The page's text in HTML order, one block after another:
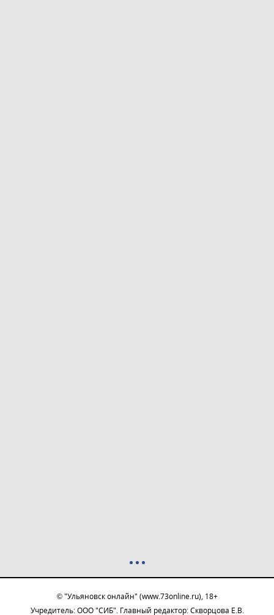
© "Ульяновск онлайн" (www.73online.ru), 18+
Учредитель: ООО "СИБ". Главный редактор: Скворцова Е.В.